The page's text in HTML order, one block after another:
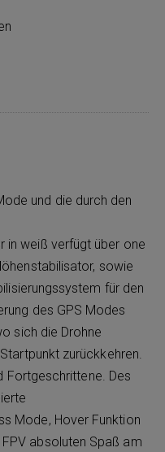
und die durch den
in weiß verfügt über one
sowie
für den
des GPS Modes
sich die Drohne
zurückkehren.
Fortgeschrittene. Des
Mode, Hover Funktion
absoluten Spaß am